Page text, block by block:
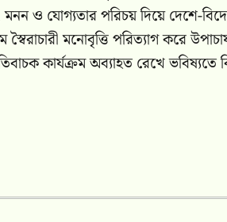
মনন ও যোগ্যতার পরিচয় দিয়ে দেশে-
মনোবৃত্তি পরিত্যাগ করে
কার্যক্রম অব্যাহত রেখে ভবিষ্যতে